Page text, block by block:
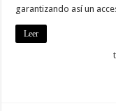
garantizando así un
Leer
mientras visitas
nuestro sitio,
aumentas la
posibilidad de
ver contenido y